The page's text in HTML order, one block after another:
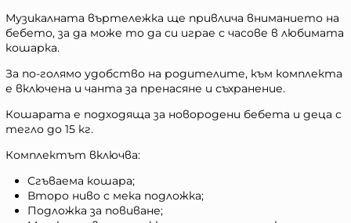
Музикалната въртележка ще привлича вниманието на
бебето, за да може то да си играе с часове в любимата
кошарка.
За по-голямо удобство на родителите, към комплекта
е включена и чанта за пренасяне и съхранение.
Кошарата е подходяща за новородени бебета и деца с
тегло до 15 кг.
Комплектът включва:
Сгъваема кошара;
Второ ниво с мека подложка;
Подложка за повиване;